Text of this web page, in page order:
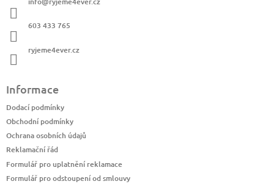
603 433 765
ryjeme4ever.cz
Informace
Dodací podmínky
Obchodní podmínky
Ochrana osobních údajů
Reklamační řád
Formulář pro uplatnění reklamace
Formulář pro odstoupení od smlouvy